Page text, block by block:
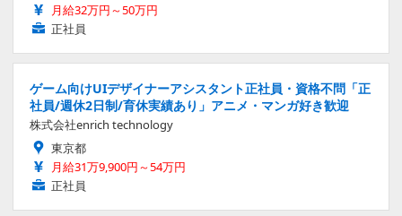
月給32万円～50万円
正社員
ゲーム向けUIデザイナーアシスタント正社員・資格不問「正
社員/週休2日制/育休実績あり」アニメ・マンガ好き歓迎
株式会社enrich technology
東京都
月給31万9,900円～54万円
正社員